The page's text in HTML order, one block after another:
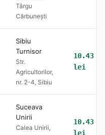
Târgu
Cărbunești
Sibiu
Turnisor
Str.
Agricultorilor,
nr. 2-4, Sibiu
10.43
lei
Suceava
Unirii
Calea Unirii,
10.43
lei